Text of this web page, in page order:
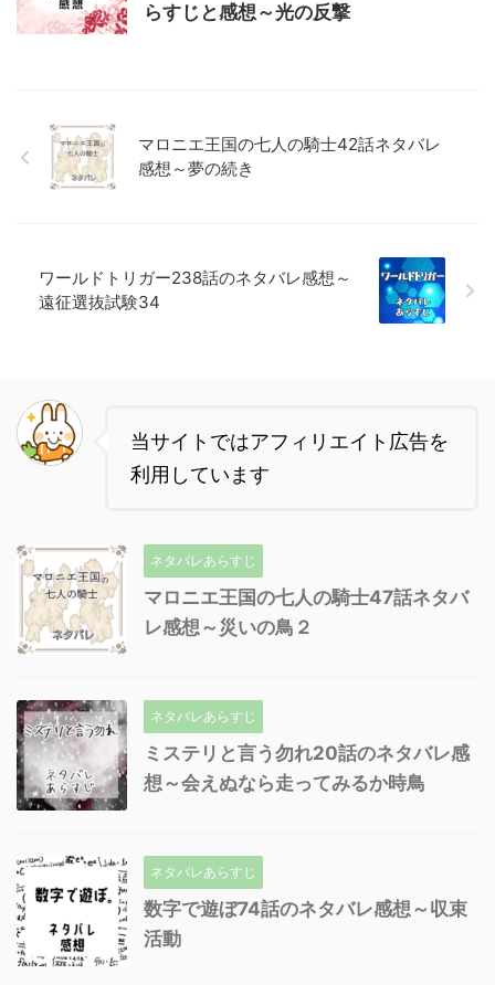
らすじと感想～光の反撃
マロニエ王国の七人の騎士42話ネタバレ
感想～夢の続き
ワールドトリガー238話のネタバレ感想～
遠征選抜試験34
当サイトではアフィリエイト広告を
利用しています
ネタバレあらすじ
マロニエ王国の七人の騎士47話ネタバ
レ感想～災いの鳥２
ネタバレあらすじ
ミステリと言う勿れ20話のネタバレ感
想～会えぬなら走ってみるか時鳥
ネタバレあらすじ
数字で遊ぼ74話のネタバレ感想～収束
活動